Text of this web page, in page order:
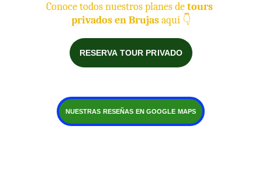
NUESTRAS RESEÑAS EN GOOGLE MAPS
RESERVA TOUR PRIVADO
Conoce todos nuestros planes de tours
privados en Brujas aquí 👇